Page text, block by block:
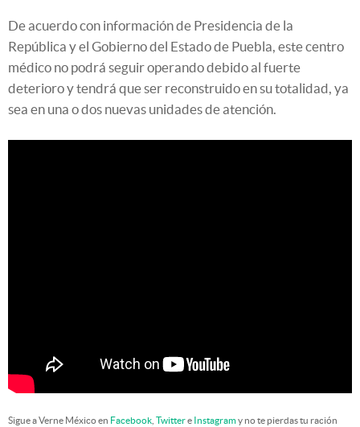
De acuerdo con información de Presidencia de la
República y el Gobierno del Estado de Puebla, este centro
médico no podrá seguir operando debido al fuerte
deterioro y tendrá que ser reconstruido en su totalidad, ya
sea en una o dos nuevas unidades de atención.
Sigue a Verne México en Facebook Twittere Instagramy no te pierdas tu ración